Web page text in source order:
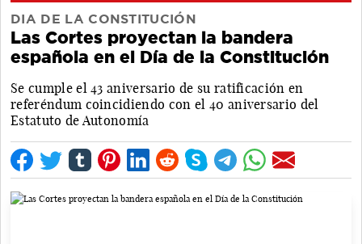
DIA DE LA CONSTITUCIÓN
Las Cortes proyectan la bandera
española en el Día de la Constitución
Se cumple el 43 aniversario de su ratificación en
referéndum coincidiendo con el 40 aniversario del
Estatuto de Autonomía